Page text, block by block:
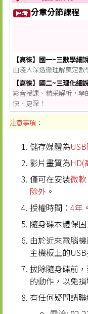
分章分節課程
【高徠】國一~三數學細
由淺入深透徹理解奠定數
【高徠】國二~三理化細
影音授課、精采解析，學
快、更深！
注意事項：
儲存媒體為
影片畫質為HD(
僅可在安裝微
除外 。
授權時間： 4年 。
隨身碟本體保固
由於近來電腦
主機板上的
拔除隨身碟前
的動作，以免
有任何疑問請聯